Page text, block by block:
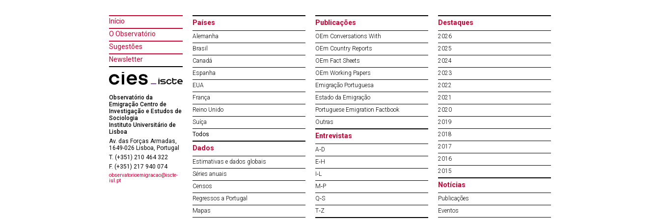
Início
O Observatório
Sugestões
Newsletter
Observatório da
Emigração Centro de
Investigação e Estudos de
Sociologia
Instituto Universitário de
Lisboa
Av. das Forças Armadas,
1649-026 Lisboa, Portugal
T. (+351) 210 464 322
F. (+351) 217 940 074
observatorioemigracao@iscte-
iul.pt
Países
Alemanha
Brasil
Canadá
Espanha
EUA
França
Reino Unido
Suíça
Todos
Dados
Estimativas e dados globais
Séries anuais
Censos
Regressos a Portugal
Mapas
Publicações
OEm Conversations With
OEm Country Reports
OEm Fact Sheets
OEm Working Papers
Emigração Portuguesa
Estado da Emigração
Portuguese Emigration Factbook
Outras
Entrevistas
A‐D
E‐H
I‐L
M‐P
Q‐S
T‐Z
Destaques
2026
2025
2024
2023
2022
2021
2020
2019
2018
2017
2016
2015
Notícias
Publicações
Eventos